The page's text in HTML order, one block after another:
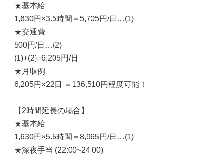
★基本給
1,630円×3.5時間＝5,705円/日…(1)
★交通費
500円/日…(2)
(1)+(2)=6,205円/日
★月収例
6,205円×22日 ＝136,510円程度可能！
【2時間延長の場合】
★基本給
1,630円×5.5時間＝8,965円/日…(1)
★深夜手当 (22:00~24:00)